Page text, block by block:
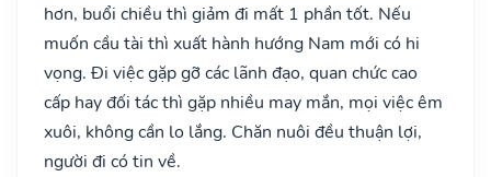
hơn, buổi chiều thì giảm đi mất 1 phần tốt. Nếu
muốn cầu tài thì xuất hành hướng Nam mới có hi
vọng. Đi việc gặp gỡ các lãnh đạo, quan chức cao
cấp hay đối tác thì gặp nhiều may mắn, mọi việc êm
xuôi, không cần lo lắng. Chăn nuôi đều thuận lợi,
người đi có tin về.